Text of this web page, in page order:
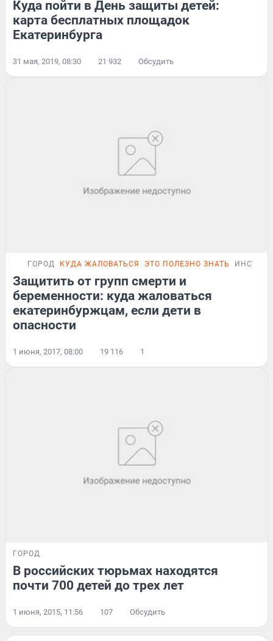
Куда пойти в День защиты детей:
карта бесплатных площадок
Екатеринбурга
31 мая, 2019, 08:30 21 932 Обсудить
ГОРОД КУДА ЖАЛОВАТЬСЯ ЭТО ПОЛЕЗНО ЗНАТЬ
Защитить от групп смерти и
беременности: куда жаловаться
екатеринбуржцам, если дети в
опасности
1 июня, 2017, 08:00 19 116 1
ГОРОД
В российских тюрьмах находятся
почти 700 детей до трех лет
1 июня, 2015, 11:56 107 Обсудить